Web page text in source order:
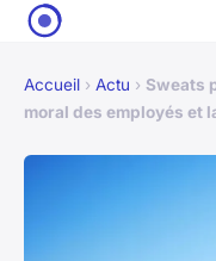
Accueil › Actu › Sweats
moral des employés et